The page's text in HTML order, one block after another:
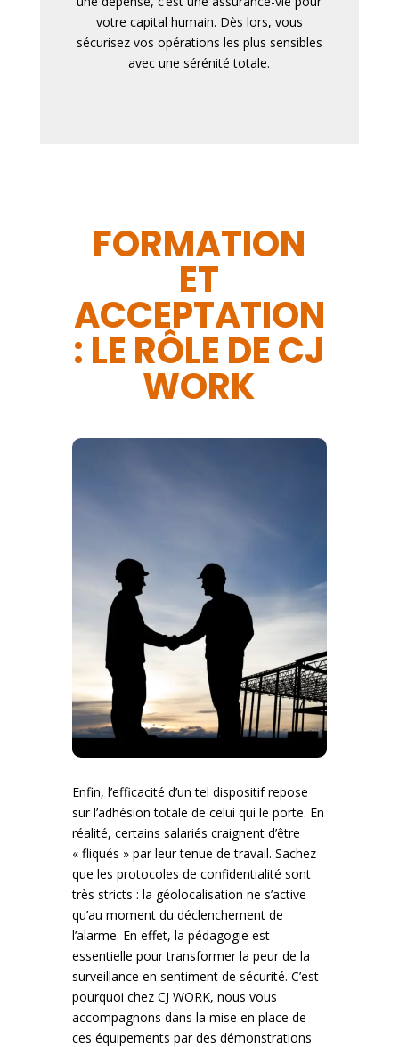
votre capital humain. Dès lors, vous
sécurisez vos opérations les plus sensibles
avec une sérénité totale.
FORMATION
ET
ACCEPTATION
: LE RÔLE DE CJ
WORK
Enfin, l’efficacité d’un tel dispositif repose
sur l’adhésion totale de celui qui le porte. En
réalité, certains salariés craignent d’être
« fliqués » par leur tenue de travail. Sachez
que les protocoles de confidentialité sont
très stricts : la géolocalisation ne s’active
qu’au moment du déclenchement de
l’alarme. En effet, la pédagogie est
essentielle pour transformer la peur de la
surveillance en sentiment de sécurité. C’est
pourquoi chez CJ WORK, nous vous
accompagnons dans la mise en place de
ces équipements par des démonstrations